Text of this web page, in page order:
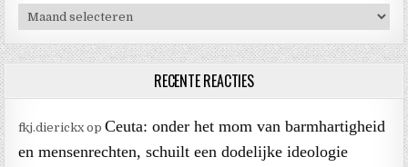
Archieven
RECENTE REACTIES
fkj.dierickxopCeuta: onder het mom van barmhartigheid
en mensenrechten, schuilt een dodelijke ideologie